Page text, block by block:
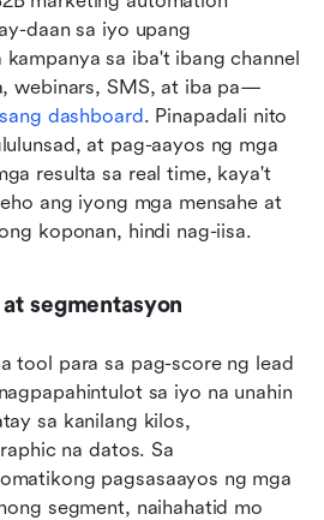
daan sa iyo upang
kampanya sa iba't ibang channel
webinars, SMS, at iba pa—
dashboard. Pinapadali nito
at pag-aayos ng mga
resulta sa real time, kaya't
ang iyong mga mensahe at
koponan, hindi nag-iisa.
segmentasyon
tool para sa pag-score ng lead
sa iyo na unahin
sa kanilang kilos,
na datos. Sa
pagsasaayos ng mga
segment, naihahatid mo